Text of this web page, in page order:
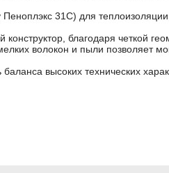
31С) для
благодаря четкой
волокон и пыли позволяет
высоких технических